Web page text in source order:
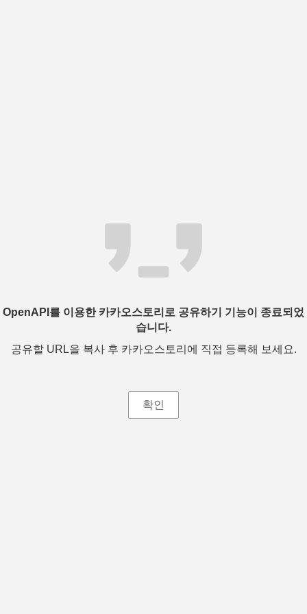
OpenAPI를 이용한 카카오스토리로 공유하기 기능이 종료되었
습니다.
공유할 URL을 복사 후 카카오스토리에 직접 등록해 보세요.
확인